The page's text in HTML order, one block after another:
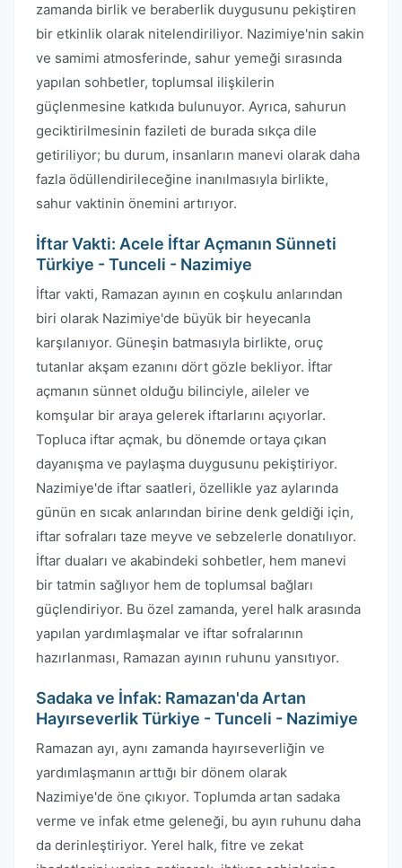
zamanda birlik ve beraberlik duygusunu pekiştiren
bir etkinlik olarak nitelendiriliyor. Nazimiye'nin sakin
ve samimi atmosferinde, sahur yemeği sırasında
yapılan sohbetler, toplumsal ilişkilerin
güçlenmesine katkıda bulunuyor. Ayrıca, sahurun
geciktirilmesinin fazileti de burada sıkça dile
getiriliyor; bu durum, insanların manevi olarak daha
fazla ödüllendirileceğine inanılmasıyla birlikte,
sahur vaktinin önemini artırıyor.
İftar Vakti: Acele İftar Açmanın Sünneti
Türkiye - Tunceli - Nazimiye
İftar vakti, Ramazan ayının en coşkulu anlarından
biri olarak Nazimiye'de büyük bir heyecanla
karşılanıyor. Güneşin batmasıyla birlikte, oruç
tutanlar akşam ezanını dört gözle bekliyor. İftar
açmanın sünnet olduğu bilinciyle, aileler ve
komşular bir araya gelerek iftarlarını açıyorlar.
Topluca iftar açmak, bu dönemde ortaya çıkan
dayanışma ve paylaşma duygusunu pekiştiriyor.
Nazimiye'de iftar saatleri, özellikle yaz aylarında
günün en sıcak anlarından birine denk geldiği için,
iftar sofraları taze meyve ve sebzelerle donatılıyor.
İftar duaları ve akabindeki sohbetler, hem manevi
bir tatmin sağlıyor hem de toplumsal bağları
güçlendiriyor. Bu özel zamanda, yerel halk arasında
yapılan yardımlaşmalar ve iftar sofralarının
hazırlanması, Ramazan ayının ruhunu yansıtıyor.
Sadaka ve İnfak: Ramazan'da Artan
Hayırseverlik Türkiye - Tunceli - Nazimiye
Ramazan ayı, aynı zamanda hayırseverliğin ve
yardımlaşmanın arttığı bir dönem olarak
Nazimiye'de öne çıkıyor. Toplumda artan sadaka
verme ve infak etme geleneği, bu ayın ruhunu daha
da derinleştiriyor. Yerel halk, fitre ve zekat